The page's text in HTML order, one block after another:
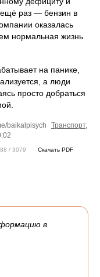
раз — бензин в
оказалась
нормальная жизнь
на панике,
а люди
просто добраться
baikalpisych Транспорт,
/ 3079 Скачать PDF
в